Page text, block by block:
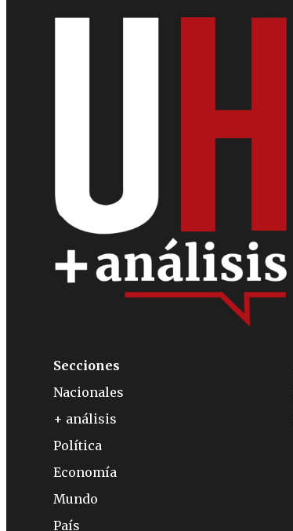
Secciones
Nacionales
+ análisis
Política
Economía
Mundo
País